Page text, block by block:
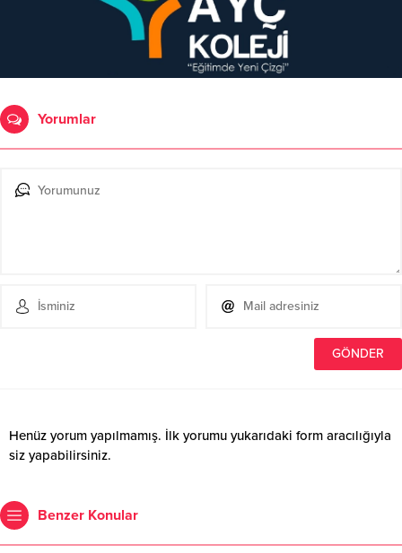
Yorumlar
Henüz yorum yapılmamış. İlk yorumu yukarıdaki form aracılığıyla
siz yapabilirsiniz.
Benzer Konular